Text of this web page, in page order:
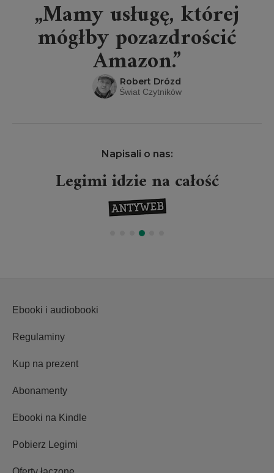
„Mamy usługę, której
mógłby pozazdrościć
Amazon.”
Robert Drózd
Świat Czytników
Napisali o nas:
Legimi idzie na całość
Ebooki i audiobooki
Regulaminy
Kup na prezent
Abonamenty
Ebooki na Kindle
Pobierz Legimi